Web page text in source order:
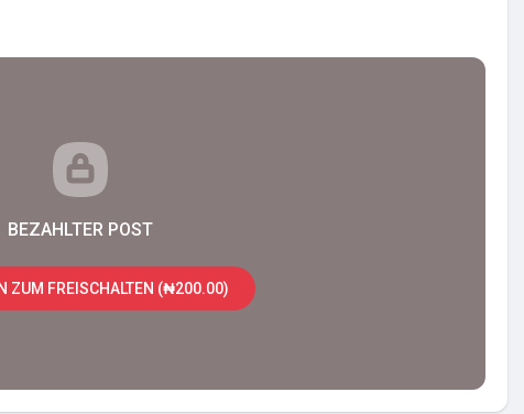
BEZAHLTER POST
ZUM FREISCHALTEN (₦200.00)